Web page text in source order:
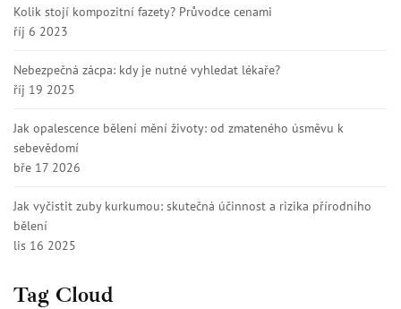
Kolik stojí kompozitní fazety? Průvodce cenami
říj 6 2023
Nebezpečná zácpa: kdy je nutné vyhledat lékaře?
říj 19 2025
Jak opalescence bělení mění životy: od zmateného úsměvu k
sebevědomí
bře 17 2026
Jak vyčistit zuby kurkumou: skutečná účinnost a rizika přírodního
bělení
lis 16 2025
Tag Cloud